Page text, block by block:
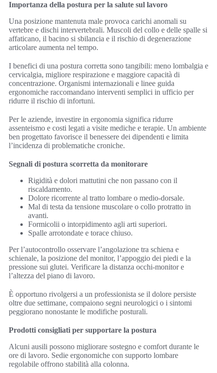
Importanza della postura per la salute sul lavoro
Una posizione mantenuta male provoca carichi anomali su
vertebre e dischi intervertebrali. Muscoli del collo e delle spalle si
affaticano, il bacino si sbilancia e il rischio di degenerazione
articolare aumenta nel tempo.
I benefici di una postura corretta sono tangibili: meno lombalgia e
cervicalgia, migliore respirazione e maggiore capacità di
concentrazione. Organismi internazionali e linee guida
ergonomiche raccomandano interventi semplici in ufficio per
ridurre il rischio di infortuni.
Per le aziende, investire in ergonomia significa ridurre
assenteismo e costi legati a visite mediche e terapie. Un ambiente
ben progettato favorisce il benessere dei dipendenti e limita
l’incidenza di problematiche croniche.
Segnali di postura scorretta da monitorare
Rigidità e dolori mattutini che non passano con il
riscaldamento.
Dolore ricorrente al tratto lombare o medio-dorsale.
Mal di testa da tensione muscolare o collo protratto in
avanti.
Formicolii o intorpidimento agli arti superiori.
Spalle arrotondate e torace chiuso.
Per l’autocontrollo osservare l’angolazione tra schiena e
schienale, la posizione del monitor, l’appoggio dei piedi e la
pressione sui glutei. Verificare la distanza occhi-monitor e
l’altezza del piano di lavoro.
È opportuno rivolgersi a un professionista se il dolore persiste
oltre due settimane, compaiono segni neurologici o i sintomi
peggiorano nonostante le modifiche posturali.
Prodotti consigliati per supportare la postura
Alcuni ausili possono migliorare sostegno e comfort durante le
ore di lavoro. Sedie ergonomiche con supporto lombare
regolabile offrono stabilità alla colonna.